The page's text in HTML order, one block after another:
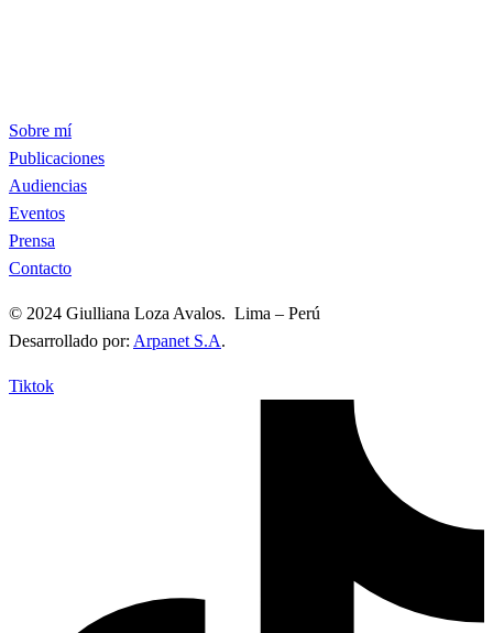
Sobre mí
Publicaciones
Audiencias
Eventos
Prensa
Contacto
© 2024 Giulliana Loza Avalos. Lima – Perú
Desarrollado por: Arpanet S.A.
Tiktok